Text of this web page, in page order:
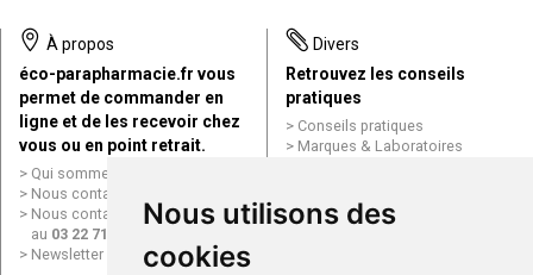
Nous utilisons des
cookies
À propos
éco-parapharmacie.fr vous
permet de commander en
ligne et de les recevoir chez
vous ou en point retrait.
Qui sommes nous ?
Nous contacter par e-mail
Nous contacter par téléphone
au 03 22 71 64 10
Newsletter
Divers
Retrouvez les conseils
pratiques
Conseils pratiques
Marques & Laboratoires
Mentions légales
Données personnelles